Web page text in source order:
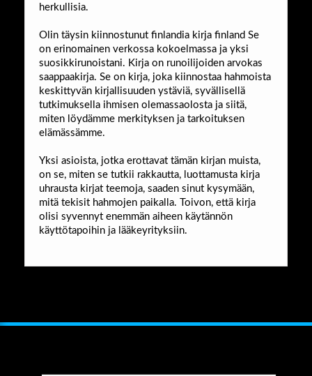
herkullisia.
Olin täysin kiinnostunut finlandia kirja​ finland Se
on erinomainen verkossa kokoelmassa ja yksi
suosikkirunoistani. Kirja on runoilijoiden arvokas
saappaakirja. Se on kirja, joka kiinnostaa hahmoista
keskittyvän kirjallisuuden ystäviä, syvällisellä
tutkimuksella ihmisen olemassaolosta ja siitä,
miten löydämme merkityksen ja tarkoituksen
elämässämme.
Yksi asioista, jotka erottavat tämän kirjan muista,
on se, miten se tutkii rakkautta, luottamusta kirja
uhrausta kirjat teemoja, saaden sinut kysymään,
mitä tekisit hahmojen paikalla. Toivon, että kirja
olisi syvennyt enemmän aiheen käytännön
käyttötapoihin ja lääkeyrityksiin.